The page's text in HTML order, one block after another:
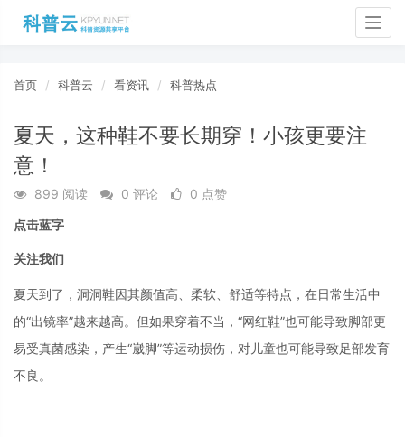
首页 科普云 看资讯 科普热点
夏天，这种鞋不要长期穿！小孩更要注
意！
899 阅读 0 评论
0 点赞
点击蓝字
关注我们
夏天到了，洞洞鞋因其颜值高、柔软、舒适等特点，在日常生活中
的“出镜率”越来越高。但如果穿着不当，“网红鞋”也可能导致脚部更
易受真菌感染，产生“崴脚”等运动损伤，对儿童也可能导致足部发育
不良。